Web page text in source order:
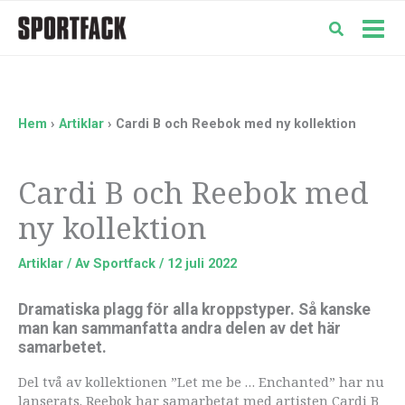
Hem Artiklar Cardi B och Reebok med ny kollektion
Cardi B och Reebok med
ny kollektion
Artiklar / Av Sportfack / 12 juli 2022
Dramatiska plagg för alla kroppstyper. Så kanske
man kan sammanfatta andra delen av det här
samarbetet.
Del två av kollektionen ”Let me be … Enchanted” har nu
lanserats. Reebok har samarbetat med artisten Cardi B